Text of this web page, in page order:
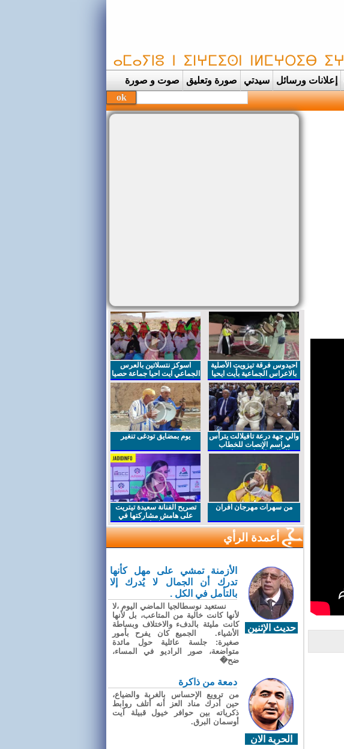
إعلانات ورسائل سيدتي صورة وتعليق صوت و صورة
احيدوس فرقة تيزويت الأصلية
بالاعراس الجماعية بأيت ايحيا
اسوكز نتسلاتين بالعرس
الجماعي ايت احيا جماعة حصيا
والي جهة درعة تافيلالت يترأس
مراسم الإنصات للخطاب
الملكي السامي بمناسبة
يوم بمضايق تودغى تنغير
من سهرات مهرجان افران
تصريح الفنانة سعيدة تيتريت
على هامش مشاركتها في
مهرجان افران
أعمدة الرأي
حديث الإثنين
الأزمنة تمشي على مهل كأنها
تدرك أن الجمال لا يُدرك إلا
بالتأمل في الكل .
نستعيد نوسطالجيا الماضي اليوم ،لا
لأنها كانت خالية من المتاعب، بل لأنها
كانت مليئة بالدفء والاختلاف وبساطة
الأشياء. الجميع كان يفرح بأمور
صغيرة: جلسة عائلية حول مائدة
متواضعة، صور الراديو في المساء،
ضح�
الحرية الان
دمعة من ذاكرة
من ترويع الإحساس بالغربة والضياع،
حين أدرك مناد العز أنه أتلف روابط
ذكرياته بين حوافر خيول قبيلة آيت
أوسمان البرق.